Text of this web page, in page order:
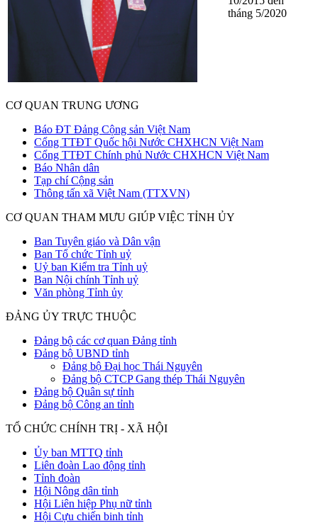
tháng 5/2020
CƠ QUAN TRUNG ƯƠNG
Báo ĐT Đảng Cộng sản Việt Nam
Cổng TTĐT Quốc hội Nước CHXHCN Việt Nam
Cổng TTĐT Chính phủ Nước CHXHCN Việt Nam
Báo Nhân dân
Tạp chí Cộng sản
Thông tấn xã Việt Nam (TTXVN)
CƠ QUAN THAM MƯU GIÚP VIỆC TỈNH ỦY
Ban Tuyên giáo và Dân vận
Ban Tổ chức Tỉnh uỷ
Uỷ ban Kiểm tra Tỉnh uỷ
Ban Nội chính Tỉnh uỷ
Văn phòng Tỉnh ủy
ĐẢNG ỦY TRỰC THUỘC
Đảng bộ các cơ quan Đảng tỉnh
Đảng bộ UBND tỉnh
Đảng bộ Đại học Thái Nguyên
Đảng bộ CTCP Gang thép Thái Nguyên
Đảng bộ Quân sự tỉnh
Đảng bộ Công an tỉnh
TỔ CHỨC CHÍNH TRỊ - XÃ HỘI
Ủy ban MTTQ tỉnh
Liên đoàn Lao động tỉnh
Tỉnh đoàn
Hội Nông dân tỉnh
Hội Liên hiệp Phụ nữ tỉnh
Hội Cựu chiến binh tỉnh